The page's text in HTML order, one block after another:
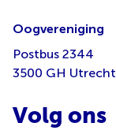
Oogvereniging
Postbus 2344
3500 GH Utrecht
Volg ons